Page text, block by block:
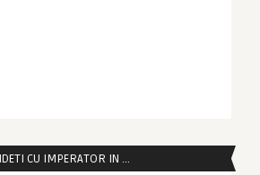
CU IMPERATOR IN …